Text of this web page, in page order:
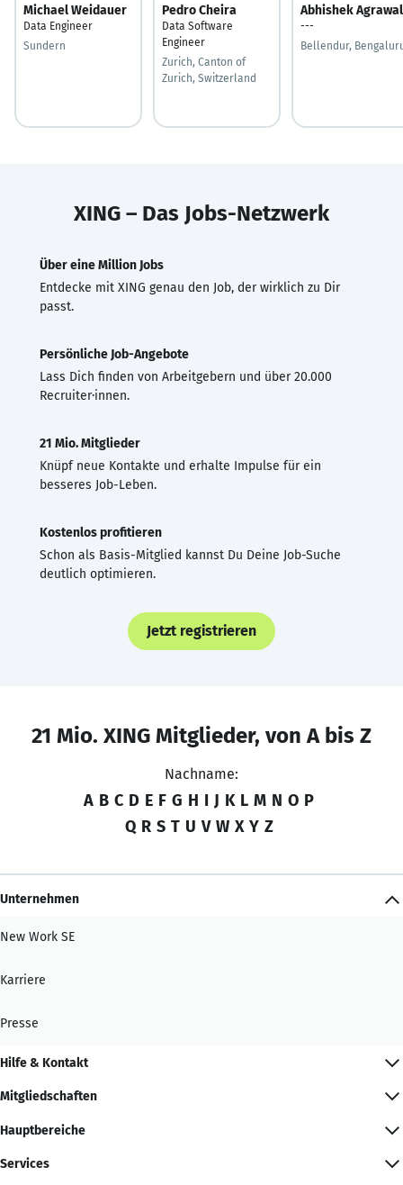
Michael Weidauer
Data Engineer
Sundern
Pedro Cheira
Data Software
Engineer
Zurich, Canton of
Zurich, Switzerland
Abhishek Agrawal
---
Bellendur,
XING – Das Jobs-Netzwerk
Über eine Million Jobs
Entdecke mit XING genau den Job, der wirklich zu Dir
passt.
Persönliche Job-Angebote
Lass Dich finden von Arbeitgebern und über 20.000
Recruiter·innen.
21 Mio. Mitglieder
Knüpf neue Kontakte und erhalte Impulse für ein
besseres Job-Leben.
Kostenlos profitieren
Schon als Basis-Mitglied kannst Du Deine Job-Suche
deutlich optimieren.
Jetzt registrieren
21 Mio. XING Mitglieder, von A bis Z
Nachname:
A B C D E F G H I J K L M N O P
Q R S T U V W X Y Z
Unternehmen
New Work SE
Karriere
Presse
Hilfe & Kontakt
Mitgliedschaften
Hauptbereiche
Services